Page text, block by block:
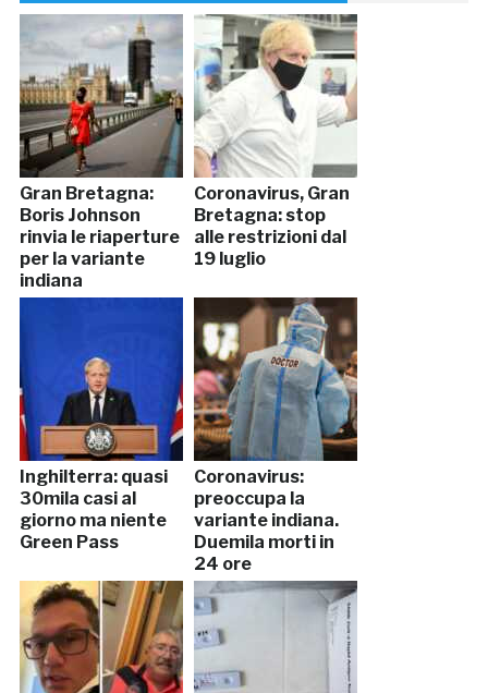
Gran Bretagna:
Boris Johnson
rinvia le riaperture
per la variante
indiana
Coronavirus, Gran
Bretagna: stop
alle restrizioni dal
19 luglio
Inghilterra: quasi
30mila casi al
giorno ma niente
Green Pass
Coronavirus:
preoccupa la
variante indiana.
Duemila morti in
24 ore